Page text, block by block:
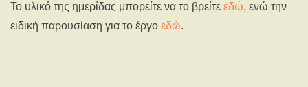
Το υλικό της ημερίδας μπορείτε να το βρείτε εδώ, ενώ την
ειδική παρουσίαση για το έργο εδώ.